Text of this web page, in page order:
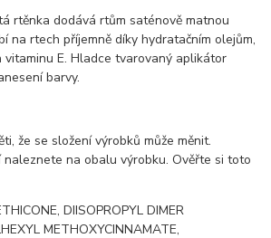
rtěnka dodává rtům saténově matnou
na rtech příjemně díky hydratačním olejům,
vitaminu E. Hladce tvarovaný aplikátor
barvy.
že se složení výrobků může měnit.
naleznete na obalu výrobku. Ověřte si toto
DIISOPROPYL DIMER
METHOXYCINNAMATE,